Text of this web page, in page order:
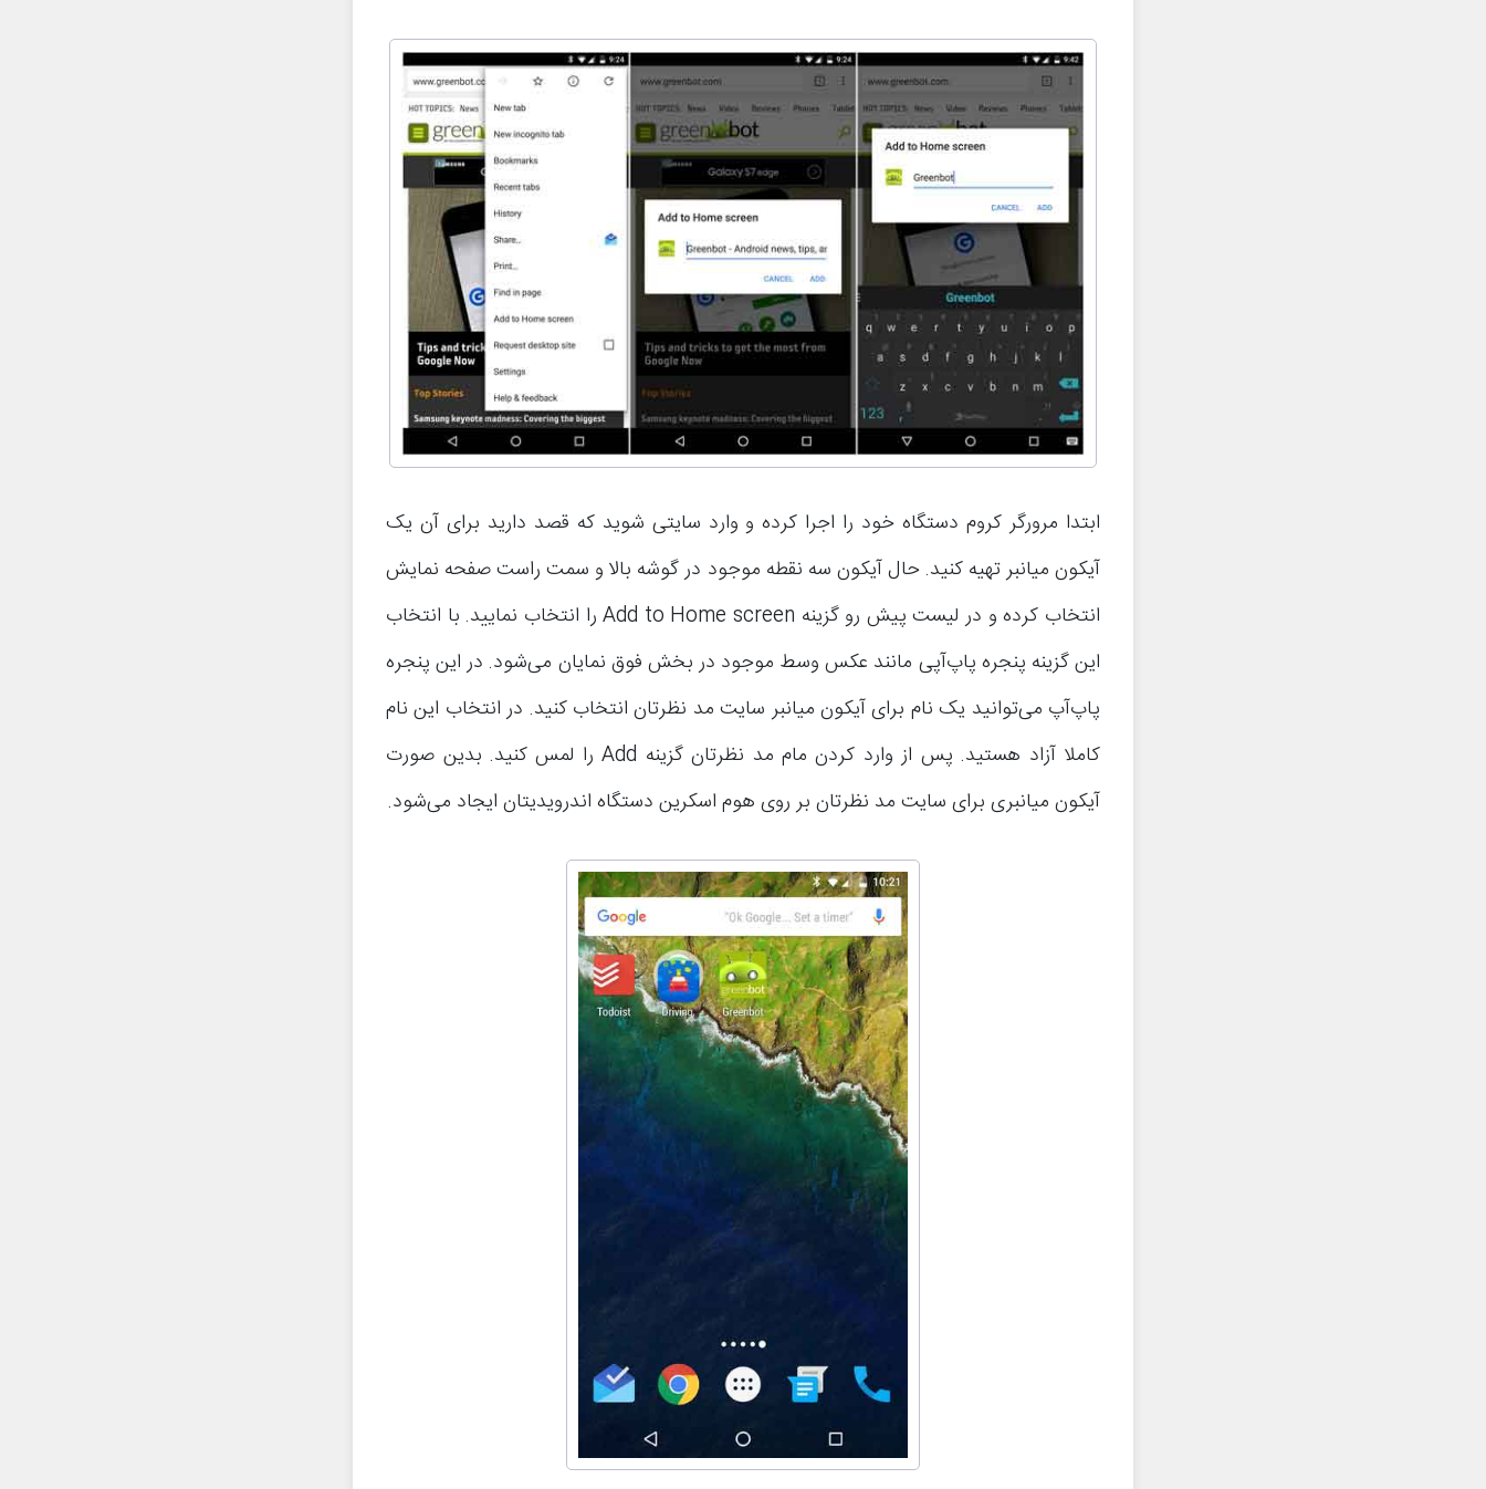
ابتدا مرورگر کروم دستگاه خود را اجرا کرده و وارد سایتی شوید که قصد دارید برای آن یک
آیکون میانبر تهیه کنید. حال آیکون سه نقطه موجود در گوشه بالا و سمت راست صفحه نمایش
انتخاب کرده و در لیست پیش رو گزینه Add to Home screen را انتخاب نمایید. با انتخاب
این گزینه پنجره پاپ‌آپی مانند عکس وسط موجود در بخش فوق نمایان می‌شود. در این پنجره
پاپ‌آپ می‌توانید یک نام برای آیکون میانبر سایت مد نظرتان انتخاب کنید. در انتخاب این نام
کاملا آزاد هستید. پس از وارد کردن مام مد نظرتان گزینه Add را لمس کنید. بدین صورت
آیکون میانبری برای سایت مد نظرتان بر روی هوم اسکرین دستگاه اندرویدیتان ایجاد می‌شود.